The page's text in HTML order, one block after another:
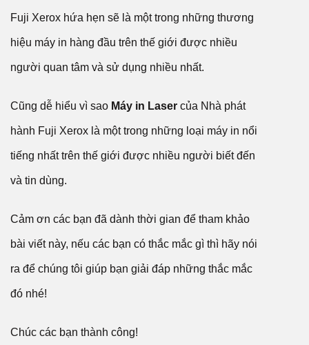
Fuji Xerox hứa hẹn sẽ là một trong những thương
hiệu máy in hàng đầu trên thế giới được nhiều
người quan tâm và sử dụng nhiều nhất.
Cũng dễ hiểu vì sao Máy in Laser của Nhà phát
hành Fuji Xerox là một trong những loại máy in nổi
tiếng nhất trên thế giới được nhiều người biết đến
và tin dùng.
Cảm ơn các bạn đã dành thời gian để tham khảo
bài viết này, nếu các bạn có thắc mắc gì thì hãy nói
ra để chúng tôi giúp bạn giải đáp những thắc mắc
đó nhé!
Chúc các bạn thành công!